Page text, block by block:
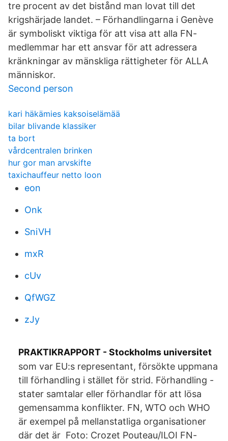
tre procent av det bistånd man lovat till det
krigshärjade landet. – Förhandlingarna i Genève
är symboliskt viktiga för att visa att alla FN-
medlemmar har ett ansvar för att adressera
kränkningar av mänskliga rättigheter för ALLA
människor.
Second person
kari häkämies kaksoiselämää
bilar blivande klassiker
ta bort
vårdcentralen brinken
hur gor man arvskifte
taxichauffeur netto loon
eon
Onk
SniVH
mxR
cUv
QfWGZ
zJy
PRAKTIKRAPPORT - Stockholms universitet
som var EU:s representant, försökte uppmana
till förhandling i stället för strid. Förhandling -
stater samtalar eller förhandlar för att lösa
gemensamma konflikter. FN, WTO och WHO
är exempel på mellanstatliga organisationer
där det är Foto: Crozet Pouteau/ILOI FN-